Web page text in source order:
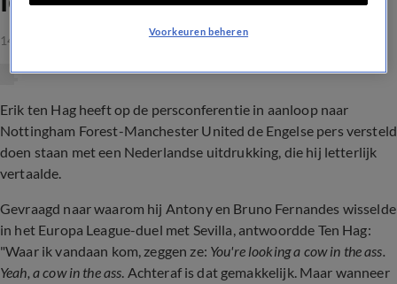
14 apr 2023, 14:19
Erik ten Hag heeft op de persconferentie in aanloop naar
Nottingham Forest-Manchester United de Engelse pers versteld
doen staan met een Nederlandse uitdrukking, die hij letterlijk
vertaalde.
Gevraagd naar waarom hij Antony en Bruno Fernandes wisselde
in het Europa League-duel met Sevilla, antwoordde Ten Hag:
"Waar ik vandaan kom, zeggen ze: You're looking a cow in the ass.
Yeah, a cow in the ass. Achteraf is dat gemakkelijk. Maar wanneer
Voorkeuren beheren